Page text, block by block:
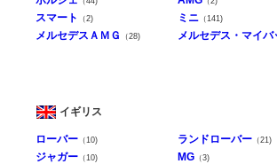
スマート （2) ミニ （141)
メルセデスＡＭＧ （28) メルセデス・マイバ
イギリス
ローバー （10) ランドローバー （21)
ジャガー （10) MG （3)